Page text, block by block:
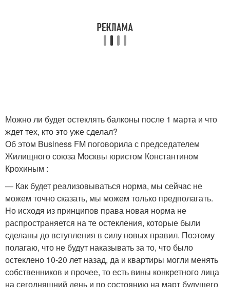
Можно ли будет остеклять балконы после 1 марта и что
ждет тех, кто это уже сделал?
Об этом Business FM поговорила с председателем
Жилищного союза Москвы юристом Константином
Крохиным :
— Как будет реализовываться норма, мы сейчас не
можем точно сказать, мы можем только предполагать.
Но исходя из принципов права новая норма не
распространяется на те остекления, которые были
сделаны до вступления в силу новых правил. Поэтому
полагаю, что не будут наказывать за то, что было
остеклено 10-20 лет назад, да и квартиры могли менять
собственников и прочее, то есть вины конкретного лица
на сегодняшний день и по состоянию на март будущего